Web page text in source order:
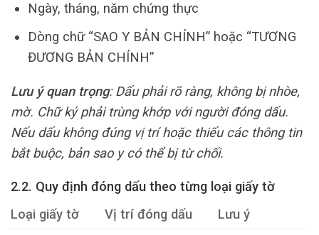
Ngày, tháng, năm chứng thực
Dòng chữ “SAO Y BẢN CHÍNH” hoặc “TƯƠNG
ĐƯƠNG BẢN CHÍNH”
Lưu ý quan trọng: Dấu phải rõ ràng, không bị nhòe,
mờ. Chữ ký phải trùng khớp với người đóng dấu.
Nếu dấu không đúng vị trí hoặc thiếu các thông tin
bắt buộc, bản sao y có thể bị từ chối.
2.2. Quy định đóng dấu theo từng loại giấy tờ
Loại giấy tờ
Vị trí đóng dấu Lưu ý